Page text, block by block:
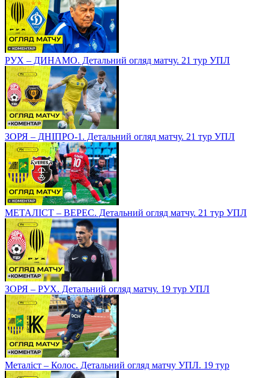
РУХ – ДИНАМО. Детальний огляд матчу. 21 тур УПЛ
ЗОРЯ – ДНІПРО-1. Детальний огляд матчу. 21 тур УПЛ
МЕТАЛІСТ – ВЕРЕС. Детальний огляд матчу. 21 тур УПЛ
ЗОРЯ – РУХ. Детальний огляд матчу. 19 тур УПЛ
Металіст – Колос. Детальний огляд матчу УПЛ. 19 тур